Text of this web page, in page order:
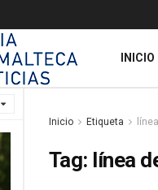
INICIO
Inicio Etiqueta
Tag: línea